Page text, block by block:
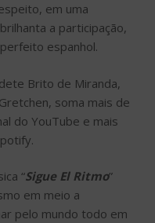
em uma
a participação,
espanhol.
Brito de Miranda,
soma mais de
do YouTube e mais
“Sigue El Ritmo”
em meio a
pelo mundo todo em